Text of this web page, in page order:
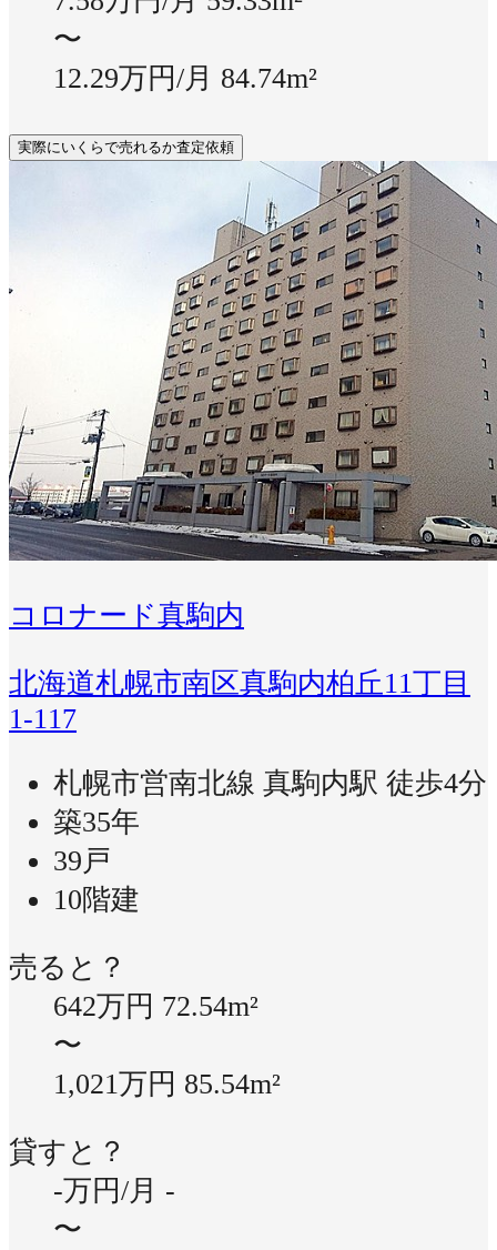
〜
12.29万円/月 84.74m²
実際にいくらで売れるか査定依頼
コロナード真駒内
北海道札幌市南区真駒内柏丘11丁目
1-117
札幌市営南北線 真駒内駅 徒歩4分
築35年
39戸
10階建
売ると？
642万円 72.54m²
〜
1,021万円 85.54m²
貸すと？
-万円/月 -
〜